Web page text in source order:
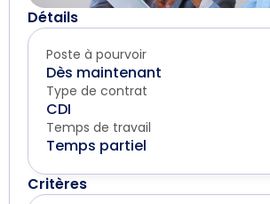
Détails
Poste à pourvoir
Dès maintenant
Type de contrat
CDI
Temps de travail
Temps partiel
Critères